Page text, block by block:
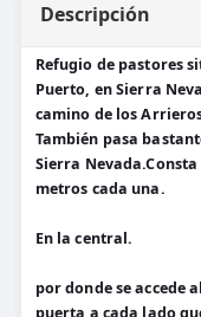
Descripción
Refugio de pastores
Puerto, en Sierra
camino de los
También pasa
Sierra
metros cada una.
En la central.
por donde se accede
puerta a cada lado